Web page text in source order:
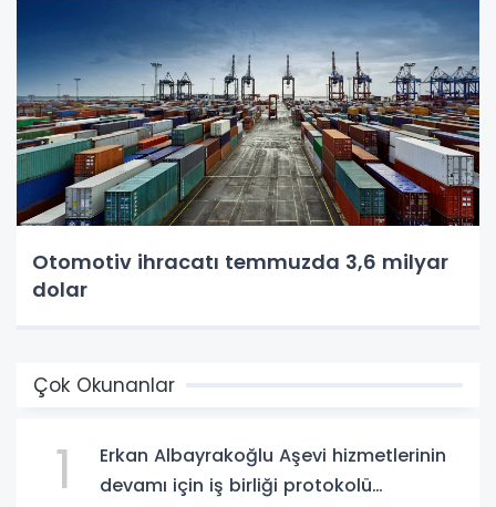
Otomotiv ihracatı temmuzda 3,6 milyar
dolar
Çok Okunanlar
1
Erkan Albayrakoğlu Aşevi hizmetlerinin
devamı için iş birliği protokolü